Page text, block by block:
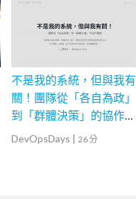
不是我的系統，但與我有
關！團隊從「各自為政」
到「群體決策」的協作實
踐
DevOpsDays | 26 分